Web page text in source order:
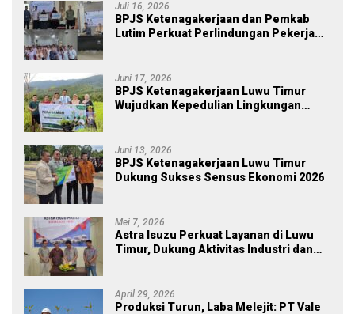
Juli 16, 2026
BPJS Ketenagakerjaan dan Pemkab
Lutim Perkuat Perlindungan Pekerja
Juni 17, 2026
BPJS Ketenagakerjaan Luwu Timur
Wujudkan Kepedulian Lingkungan
Juni 13, 2026
BPJS Ketenagakerjaan Luwu Timur
Dukung Sukses Sensus Ekonomi 2026
Mei 7, 2026
Astra Isuzu Perkuat Layanan di Luwu
Timur, Dukung Aktivitas Industri dan
April 29, 2026
Produksi Turun, Laba Melejit: PT Vale